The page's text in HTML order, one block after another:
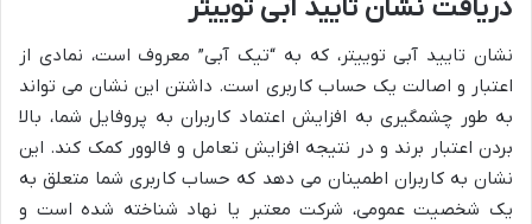
دریافت نشان تایید آبی توییتر
نشان تایید آبی توییتر، که به “تیک آبی” معروف است، نمادی از
اعتبار و اصالت یک حساب کاربری است. داشتن این نشان می تواند
به طور چشمگیری به افزایش اعتماد کاربران به پروفایل شما، بالا
بردن اعتبار برند و در نتیجه افزایش تعامل و فالوور کمک کند. این
نشان به کاربران اطمینان می دهد که حساب کاربری شما متعلق به
یک شخصیت عمومی، شرکت معتبر یا نهاد شناخته شده است و